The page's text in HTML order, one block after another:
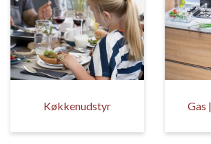
Køkkenudstyr Gas